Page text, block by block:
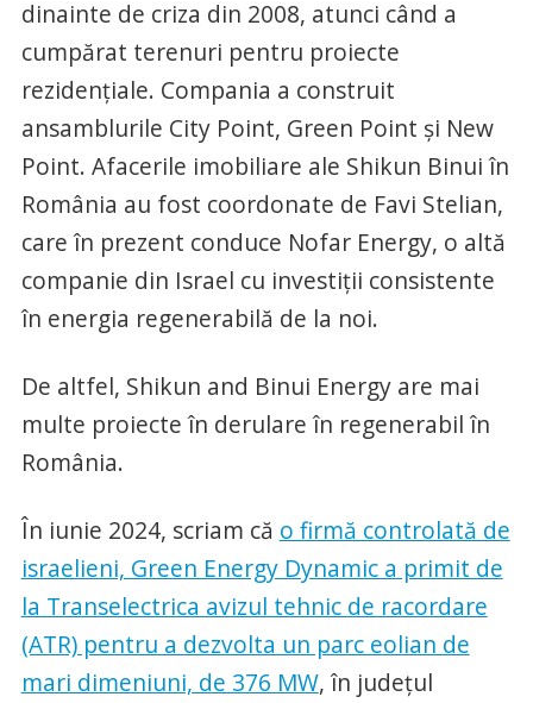
dinainte de criza din 2008, atunci când a
cumpărat terenuri pentru proiecte
rezidențiale. Compania a construit
ansamblurile City Point, Green Point și New
Point. Afacerile imobiliare ale Shikun Binui în
România au fost coordonate de Favi Stelian,
care în prezent conduce Nofar Energy, o altă
companie din Israel cu investiții consistente
în energia regenerabilă de la noi.
De altfel, Shikun and Binui Energy are mai
multe proiecte în derulare în regenerabil în
România.
În iunie 2024, scriam că o firmă controlată de
israelieni, Green Energy Dynamic a primit de
la Transelectrica avizul tehnic de racordare
(ATR) pentru a dezvolta un parc eolian de
mari dimeniuni, de 376 MW, în județul